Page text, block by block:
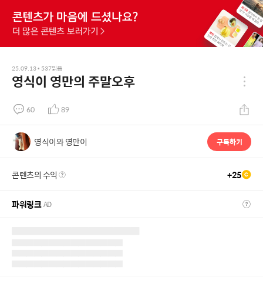
25.09.13• 537읽음
영식이 영만의 주말오후
60 89
영식이와 영만이 구독하기
콘텐츠의 수익 +25
파워링크AD